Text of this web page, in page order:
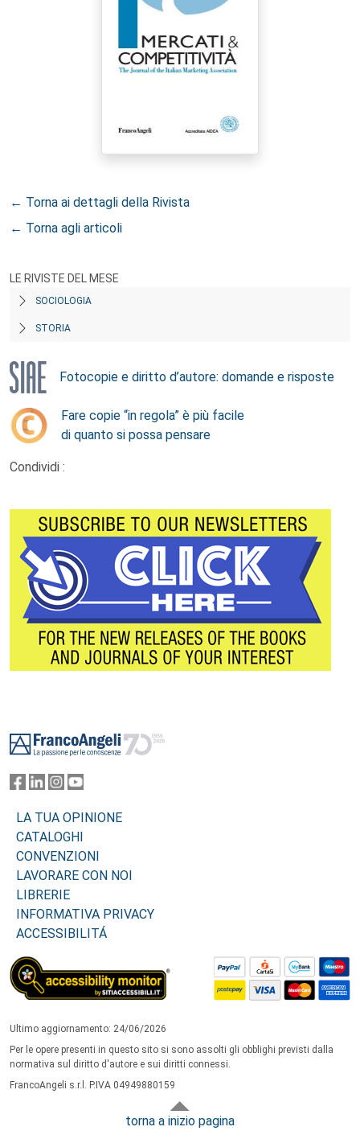
← Torna ai dettagli della Rivista
← Torna agli articoli
LE RIVISTE DEL MESE
SOCIOLOGIA
STORIA
Fotocopie e diritto d’autore: domande e risposte
Fare copie “in regola” è più facile
di quanto si possa pensare
Condividi :
LA TUA OPINIONE
CATALOGHI
CONVENZIONI
LAVORARE CON NOI
LIBRERIE
INFORMATIVA PRIVACY
ACCESSIBILITÁ
Ultimo aggiornamento: 24/06/2026
Per le opere presenti in questo sito si sono assolti gli obblighi previsti dalla
normativa sul diritto d'autore e sui diritti connessi.
FrancoAngeli s.r.l. P.IVA 04949880159
torna a inizio pagina